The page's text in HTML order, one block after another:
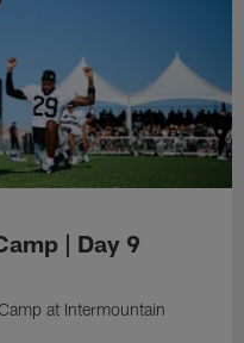
| Day 9
at Intermountain